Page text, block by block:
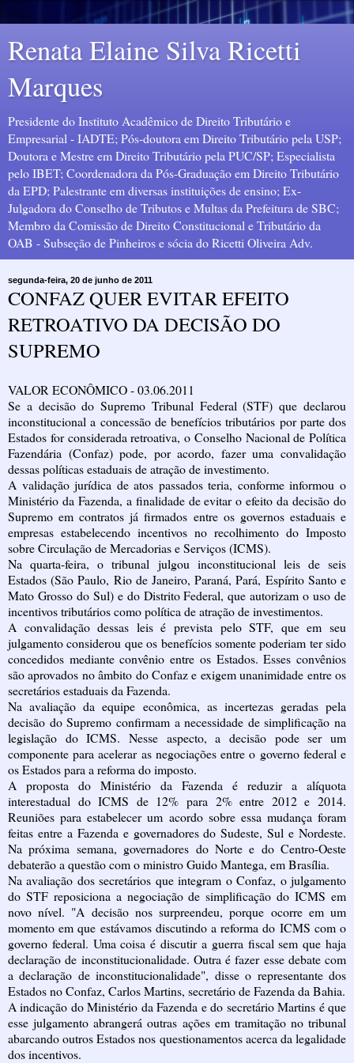
Renata Elaine Silva Ricetti
Marques
Presidente do Instituto Acadêmico de Direito Tributário e
Empresarial - IADTE; Pós-doutora em Direito Tributário pela USP;
Doutora e Mestre em Direito Tributário pela PUC/SP; Especialista
pelo IBET; Coordenadora da Pós-Graduação em Direito Tributário
da EPD; Palestrante em diversas instituições de ensino; Ex-
Julgadora do Conselho de Tributos e Multas da Prefeitura de SBC;
Membro da Comissão de Direito Constitucional e Tributário da
OAB - Subseção de Pinheiros e sócia do Ricetti Oliveira Adv.
segunda-feira, 20 de junho de 2011
CONFAZ QUER EVITAR EFEITO
RETROATIVO DA DECISÃO DO
SUPREMO
VALOR ECONÔMICO - 03.06.2011
Se a decisão do Supremo Tribunal Federal (STF) que declarou
inconstitucional a concessão de benefícios tributários por parte dos
Estados for considerada retroativa, o Conselho Nacional de Política
Fazendária (Confaz) pode, por acordo, fazer uma convalidação
dessas políticas estaduais de atração de investimento.
A validação jurídica de atos passados teria, conforme informou o
Ministério da Fazenda, a finalidade de evitar o efeito da decisão do
Supremo em contratos já firmados entre os governos estaduais e
empresas estabelecendo incentivos no recolhimento do Imposto
sobre Circulação de Mercadorias e Serviços (ICMS).
Na quarta-feira, o tribunal julgou inconstitucional leis de seis
Estados (São Paulo, Rio de Janeiro, Paraná, Pará, Espírito Santo e
Mato Grosso do Sul) e do Distrito Federal, que autorizam o uso de
incentivos tributários como política de atração de investimentos.
A convalidação dessas leis é prevista pelo STF, que em seu
julgamento considerou que os benefícios somente poderiam ter sido
concedidos mediante convênio entre os Estados. Esses convênios
são aprovados no âmbito do Confaz e exigem unanimidade entre os
secretários estaduais da Fazenda.
Na avaliação da equipe econômica, as incertezas geradas pela
decisão do Supremo confirmam a necessidade de simplificação na
legislação do ICMS. Nesse aspecto, a decisão pode ser um
componente para acelerar as negociações entre o governo federal e
os Estados para a reforma do imposto.
A proposta do Ministério da Fazenda é reduzir a alíquota
interestadual do ICMS de 12% para 2% entre 2012 e 2014.
Reuniões para estabelecer um acordo sobre essa mudança foram
feitas entre a Fazenda e governadores do Sudeste, Sul e Nordeste.
Na próxima semana, governadores do Norte e do Centro-Oeste
debaterão a questão com o ministro Guido Mantega, em Brasília.
Na avaliação dos secretários que integram o Confaz, o julgamento
do STF reposiciona a negociação de simplificação do ICMS em
novo nível. "A decisão nos surpreendeu, porque ocorre em um
momento em que estávamos discutindo a reforma do ICMS com o
governo federal. Uma coisa é discutir a guerra fiscal sem que haja
declaração de inconstitucionalidade. Outra é fazer esse debate com
a declaração de inconstitucionalidade", disse o representante dos
Estados no Confaz, Carlos Martins, secretário de Fazenda da Bahia.
A indicação do Ministério da Fazenda e do secretário Martins é que
esse julgamento abrangerá outras ações em tramitação no tribunal
abarcando outros Estados nos questionamentos acerca da legalidade
dos incentivos.